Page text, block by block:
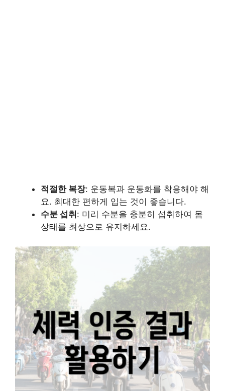
적절한 복장: 운동복과 운동화를 착용해야 해
요. 최대한 편하게 입는 것이 좋습니다.
수분 섭취 : 미리 수분을 충분히 섭취하여 몸
상태를 최상으로 유지하세요.